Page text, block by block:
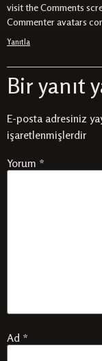
visit the Comments
Commenter avatars
Yanıtla
Bir yanıt
E-posta adresiniz
işaretlenmişlerdir
Yorum *
Ad *